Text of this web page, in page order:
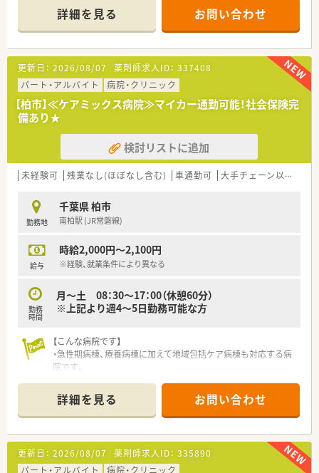
■21科の専門外来を設置し地域の基幹病院としての役割を担っ
ています。
■一般病床は足立区内でも最大級の病床数を有しています。
■内科系、外科系、小児科による365日、24時間救急医療診療を
行っています。
■グループ内の病院、施設、近隣の大学病院とも連携したシーム
レスな医療サービスを提供している法人です。
■処方箋は院外調剤が100%のため入院調剤と注射調剤が各120
枚となっています。
■常勤薬剤師10名と調剤助手4名が在籍しており、助手の手厚い
サポートによって業務負担の軽減が図られている環境です。
≪業務内容≫
■調剤、監査、服薬指導
■病棟（服薬指導、薬剤管理指導）
■医薬品管理、医薬品情報管理
■治験業務
■委員会活動
■チーム医療に力を入れた急性期の病院で薬剤師を経験したい
方
■年間休日122日プライベートも充実させたい方（有休取得率も
■病院薬剤師未経験の方（研修期間もあり、教育環境も整ってい
ます）
詳細を見る お問い合わせ
更新日： 2026/08/07 薬剤師求人ID： 337408
パート・アルバイト
病院・クリニック
【柏市】≪ケアミックス病院≫マイカー通勤可能！社会保険完
備あり★
検討リストに追加
未経験可 残業なし(ほぼなし含む) 車通勤可 大手チェーン以外
勤務地
千葉県 柏市
南柏駅 (JR常磐線)
給与
時給2,000円～2,100円
※経験、就業条件により異なる
勤務
時間
月～土 08：30～17：00（休憩60分）
※上記より週4～5日勤務可能な方
【こんな病院です】
・急性期病棟、療養病棟に加えて地域包括ケア病棟も対応する病
院です。
・「ホスピタリティ」の精神を大切にし、コンシェルジュを導入し
て患者様が相談しやすい環境を作っております。
・医者と薬剤師の距離も近く、処方提案などもしやすい環境で
す。
・最寄り駅よりバスで10分ほどの立地ですが、バスの本数も多く
出ております。車通勤も可能です。
・勤務時間は8:30～17:00！
詳細を見る お問い合わせ
更新日： 2026/08/07 薬剤師求人ID： 335890
パート・アルバイト
病院・クリニック